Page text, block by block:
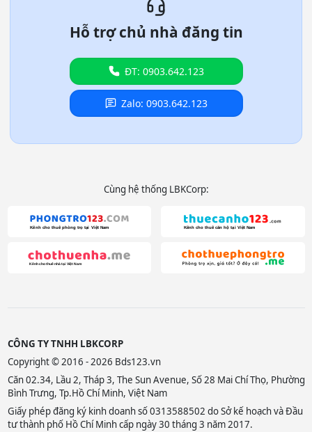
Hỗ trợ chủ nhà đăng tin
ĐT: 0903.642.123
Zalo: 0903.642.123
Cùng hệ thống LBKCorp:
CÔNG TY TNHH LBKCORP
Copyright © 2016 - 2026 Bds123.vn
Căn 02.34, Lầu 2, Tháp 3, The Sun Avenue, Số 28 Mai Chí Thọ, Phường
Bình Trưng, Tp.Hồ Chí Minh, Việt Nam
Giấy phép đăng ký kinh doanh số 0313588502 do Sở kế hoạch và Đầu
tư thành phố Hồ Chí Minh cấp ngày 30 tháng 3 năm 2017.